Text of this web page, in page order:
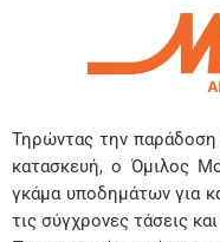
Τηρώντας την
κατασκευή, ο Όμιλος
γκάμα υποδημάτων για
τις σύγχρονες τάσεις